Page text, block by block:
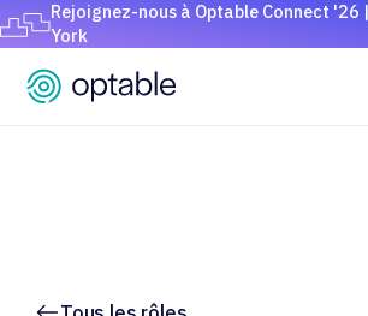
Rejoignez-nous à Optable Connect '26
York